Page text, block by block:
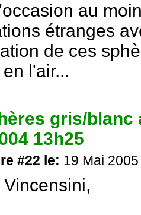
au
étranges
de ces
l'air...
gris/blanc
13h25
#22 le: 19 Mai